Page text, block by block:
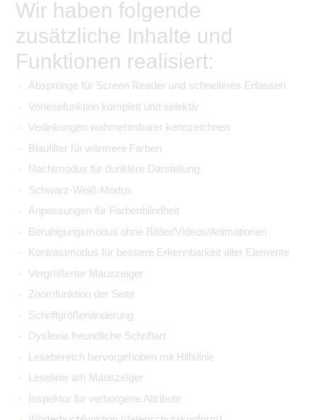
Wir haben folgende
zusätzliche Inhalte und
Funktionen realisiert:
Absprünge für Screen Reader und schnelleres Erfassen
Vorlesefunktion komplett und selektiv
Verlinkungen wahrnehmbarer kennzeichnen
Blaufilter für wärmere Farben
Nachtmodus für dunklere Darstellung
Schwarz-Weiß-Modus
Anpassungen für Farbenblindheit
Beruhigungsmodus ohne Bilder/Videos/Animationen
Kontrastmodus für bessere Erkennbarkeit aller Elemente
Vergrößerter Mauszeiger
Zoomfunktion der Seite
Schriftgrößenänderung
Dyslexia freundliche Schriftart
Lesebereich hervorgehoben mit Hilfslinie
Leselinie am Mauszeiger
Inspektor für verborgene Attribute